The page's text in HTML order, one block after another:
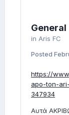
General
in Aris FC
Posted
https://
apo-ton-
347934
Αυτά